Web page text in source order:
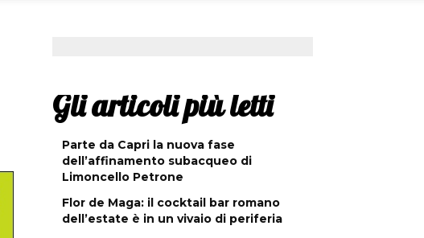
Gli articoli più letti
Parte da Capri la nuova fase
dell’affinamento subacqueo di
Limoncello Petrone
Flor de Maga: il cocktail bar romano
dell’estate è in un vivaio di periferia